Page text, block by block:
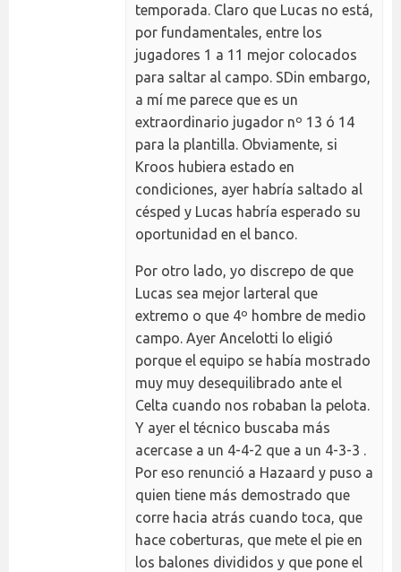
temporada. Claro que Lucas no está,
por fundamentales, entre los
jugadores 1 a 11 mejor colocados
para saltar al campo. SDin embargo,
a mí me parece que es un
extraordinario jugador nº 13 ó 14
para la plantilla. Obviamente, si
Kroos hubiera estado en
condiciones, ayer habría saltado al
césped y Lucas habría esperado su
oportunidad en el banco.
Por otro lado, yo discrepo de que
Lucas sea mejor larteral que
extremo o que 4º hombre de medio
campo. Ayer Ancelotti lo eligió
porque el equipo se había mostrado
muy muy desequilibrado ante el
Celta cuando nos robaban la pelota.
Y ayer el técnico buscaba más
acercase a un 4-4-2 que a un 4-3-3 .
Por eso renunció a Hazaard y puso a
quien tiene más demostrado que
corre hacia atrás cuando toca, que
hace coberturas, que mete el pie en
los balones divididos y que pone el